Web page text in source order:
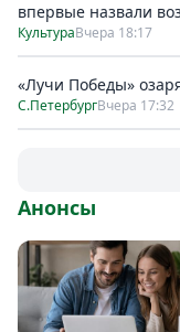
впервые назвали
КультураВчера 18:17
«Лучи Победы»
С.ПетербургВчера 17:32
Анонсы